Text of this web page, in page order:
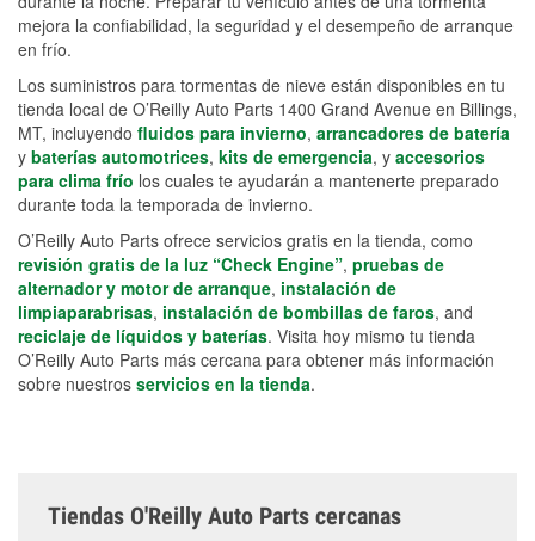
mejora la confiabilidad, la seguridad y el desempeño de arranque
en frío.
Los suministros para tormentas de nieve están disponibles en tu
tienda local de O’Reilly Auto Parts 1400 Grand Avenue en Billings,
MT, incluyendo fluidos para invierno, arrancadores de batería
y baterías automotrices, kits de emergencia, y accesorios
para clima frío los cuales te ayudarán a mantenerte preparado
durante toda la temporada de invierno.
O’Reilly Auto Parts ofrece servicios gratis en la tienda, como
revisión gratis de la luz “Check Engine”, pruebas de
alternador y motor de arranque, instalación de
limpiaparabrisas, instalación de bombillas de faros, and
reciclaje de líquidos y baterías. Visita hoy mismo tu tienda
O’Reilly Auto Parts más cercana para obtener más información
sobre nuestros servicios en la tienda.
Tiendas O'Reilly Auto Parts cercanas